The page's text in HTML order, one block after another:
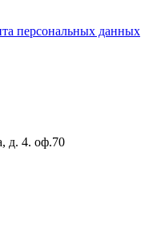
персональных данных
д. 4. оф.70